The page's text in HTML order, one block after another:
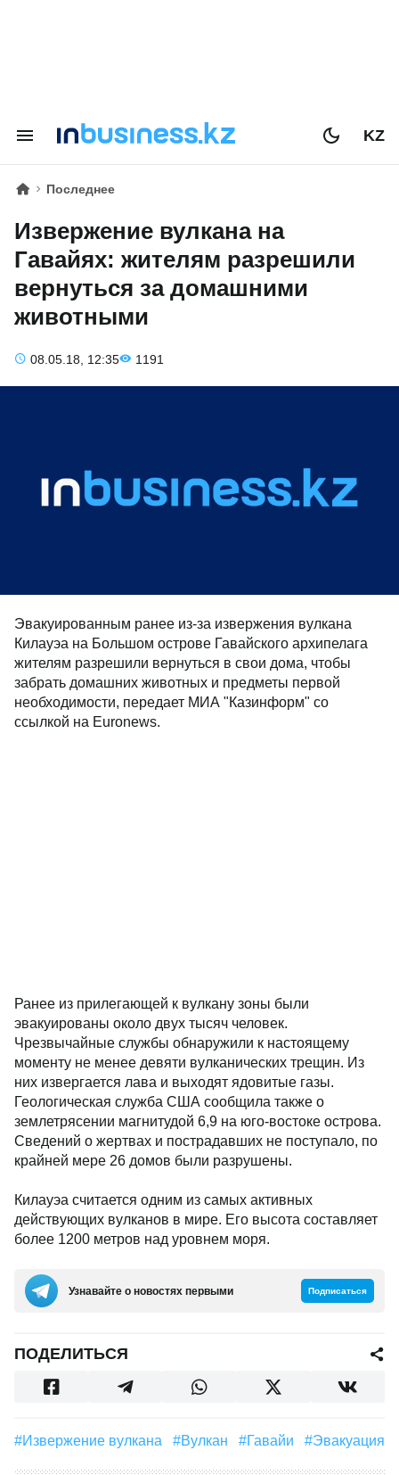
KZ
Последнее
Извержение вулкана на
Гавайях: жителям разрешили
вернуться за домашними
животными
08.05.18, 12:35 1191
Эвакуированным ранее из-за извержения вулкана
Килауэа на Большом острове Гавайского архипелага
жителям разрешили вернуться в свои дома, чтобы
забрать домашних животных и предметы первой
необходимости, передает МИА "Казинформ" со
ссылкой на Euronews.
Ранее из прилегающей к вулкану зоны были
эвакуированы около двух тысяч человек.
Чрезвычайные службы обнаружили к настоящему
моменту не менее девяти вулканических трещин. Из
них извергается лава и выходят ядовитые газы.
Геологическая служба США сообщила также о
землетрясении магнитудой 6,9 на юго-востоке острова.
Сведений о жертвах и пострадавших не поступало, по
крайней мере 26 домов были разрушены.
Килауэа считается одним из самых активных
действующих вулканов в мире. Его высота составляет
более 1200 метров над уровнем моря.
Узнавайте о новостях первыми Подписаться
ПОДЕЛИТЬСЯ
#извержение вулкана #Вулкан #Гавайи #эвакуация